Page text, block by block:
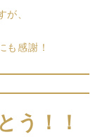
が、
も感謝！
う！！